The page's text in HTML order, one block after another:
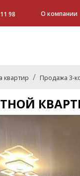
98 О компании
квартир Продажа 3-